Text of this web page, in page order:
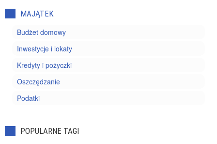
MAJĄTEK
Budżet domowy
Inwestycje i lokaty
Kredyty i pożyczki
Oszczędzanie
Podatki
POPULARNE TAGI